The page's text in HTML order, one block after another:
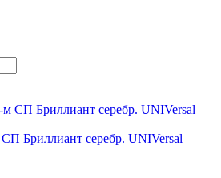
СП Бриллиант серебр. UNIVersal